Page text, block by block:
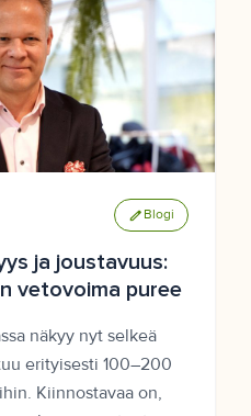
edit Blogi
ja joustavuus:
vetovoima puree
näkyy nyt selkeä
erityisesti 100–200
Kiinnostavaa on,